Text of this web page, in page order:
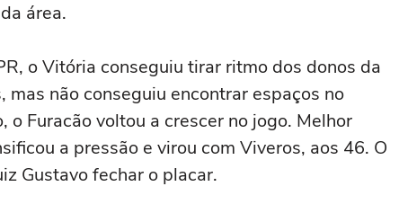
área.
o Vitória conseguiu tirar ritmo dos donos da
mas não conseguiu encontrar espaços no
Furacão voltou a crescer no jogo. Melhor
a pressão e virou com Viveros, aos 46. O
Gustavo fechar o placar.